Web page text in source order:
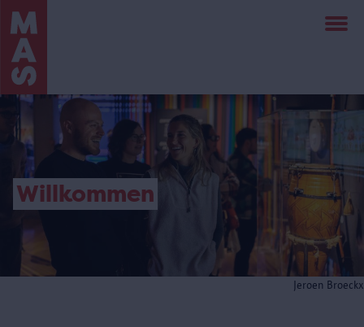
Direkt
zum
Inhalt
Jeroen Broeckx
Willkommen